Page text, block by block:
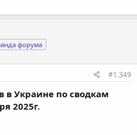
форума
#1.349
в Украине по сводкам
2025г.